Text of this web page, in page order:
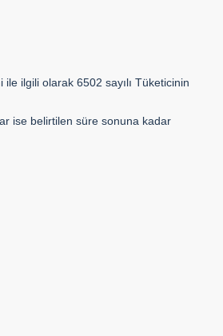
ilgili olarak 6502 sayılı Tüketicinin
ise belirtilen süre sonuna kadar